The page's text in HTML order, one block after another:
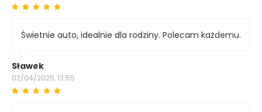
Świetnie auto, idealnie dla rodziny. Polecam każdemu.
Sławek
02/04/2025, 13:55